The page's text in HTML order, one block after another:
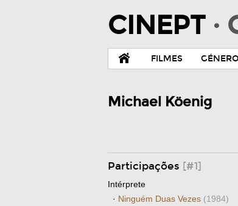
CINEPT ·
FILMES
Michael Köenig
Participações [#1]
Intérprete
· Ninguém Duas Vezes (1984)